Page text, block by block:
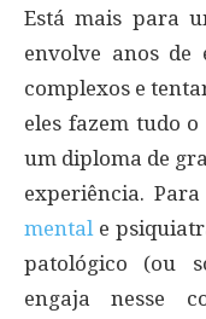
Está mais para
envolve anos de
complexos e
eles fazem tudo
um diploma de
experiência.
mental e
patológico (ou
engaja nesse